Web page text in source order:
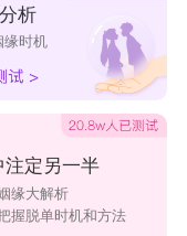
析
缘时机
注定另一半
缘大解析
握脱单时机和方法